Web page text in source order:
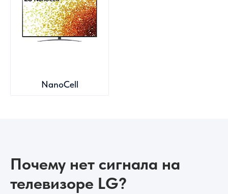
NanoCell
Почему нет сигнала на
телевизоре LG?